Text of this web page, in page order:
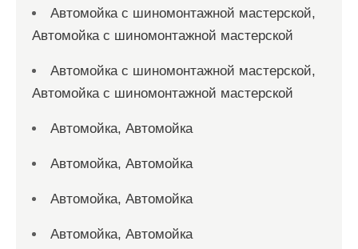
Автомойка с шиномонтажной мастерской,
Автомойка с шиномонтажной мастерской
Автомойка с шиномонтажной мастерской,
Автомойка с шиномонтажной мастерской
Автомойка, Автомойка
Автомойка, Автомойка
Автомойка, Автомойка
Автомойка, Автомойка